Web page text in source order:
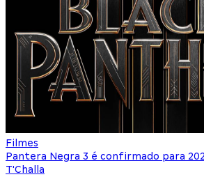
Filmes
Pantera Negra 3 é confirmado para
T'Challa